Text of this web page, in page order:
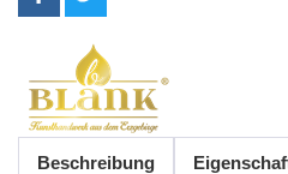
Beschreibung